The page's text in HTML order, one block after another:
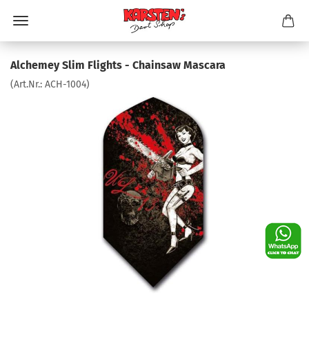
Alchemey Slim Flights - Chainsaw Mascara
(Art.Nr.: ACH-1004)